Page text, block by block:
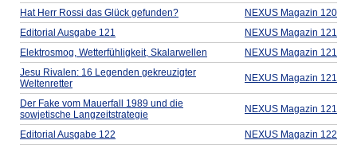
Hat Herr Rossi das Glück gefunden?
NEXUS Magazin 120
Editorial Ausgabe 121
NEXUS Magazin 121
Elektrosmog, Wetterfühligkeit, Skalarwellen
NEXUS Magazin 121
Jesu Rivalen: 16 Legenden gekreuzigter
Weltenretter
NEXUS Magazin 121
Der Fake vom Mauerfall 1989 und die
sowjetische Langzeitstrategie
NEXUS Magazin 121
Editorial Ausgabe 122
NEXUS Magazin 122